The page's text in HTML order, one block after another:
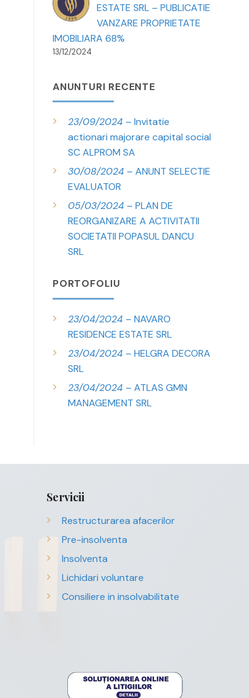
ESTATE SRL – PUBLICATIE
VANZARE PROPRIETATE
IMOBILIARA 68%
13/12/2024
ANUNTURI RECENTE
23/09/2024 – Invitatie
actionari majorare capital social
SC ALPROM SA
30/08/2024 – ANUNT SELECTIE
EVALUATOR
05/03/2024 – PLAN DE
REORGANIZARE A ACTIVITATII
SOCIETATII POPASUL DANCU
SRL
PORTOFOLIU
23/04/2024 – NAVARO
RESIDENCE ESTATE SRL
23/04/2024 – HELGRA DECORA
SRL
23/04/2024 – ATLAS GMN
MANAGEMENT SRL
Servicii
Restructurarea afacerilor
Pre-insolventa
Insolventa
Lichidari voluntare
Consiliere in insolvabilitate